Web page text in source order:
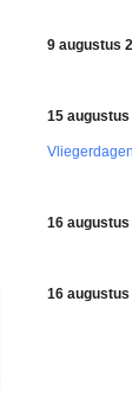
9 augustus
15
Vliegerdagen
16 augustus
16 augustus